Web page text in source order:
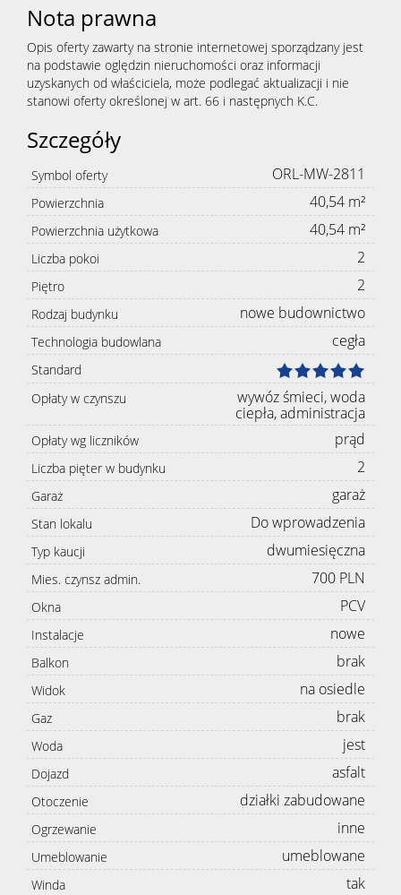
Nota prawna
Opis oferty zawarty na stronie internetowej sporządzany jest
na podstawie oględzin nieruchomości oraz informacji
uzyskanych od właściciela, może podlegać aktualizacji i nie
stanowi oferty określonej w art. 66 i następnych K.C.
Szczegóły
Symbol oferty ORL-MW-2811
Powierzchnia 40,54 m²
Powierzchnia użytkowa 40,54 m²
Liczba pokoi 2
Piętro 2
Rodzaj budynku nowe budownictwo
Technologia budowlana cegła
Standard
Opłaty w czynszu
wywóz śmieci, woda
ciepła, administracja
Opłaty wg liczników prąd
Liczba pięter w budynku 2
Garaż garaż
Stan lokalu Do wprowadzenia
Typ kaucji dwumiesięczna
Mies. czynsz admin. 700 PLN
Okna PCV
Instalacje nowe
Balkon brak
Widok na osiedle
Gaz brak
Woda jest
Dojazd asfalt
Otoczenie działki zabudowane
Ogrzewanie inne
Umeblowanie umeblowane
Winda tak